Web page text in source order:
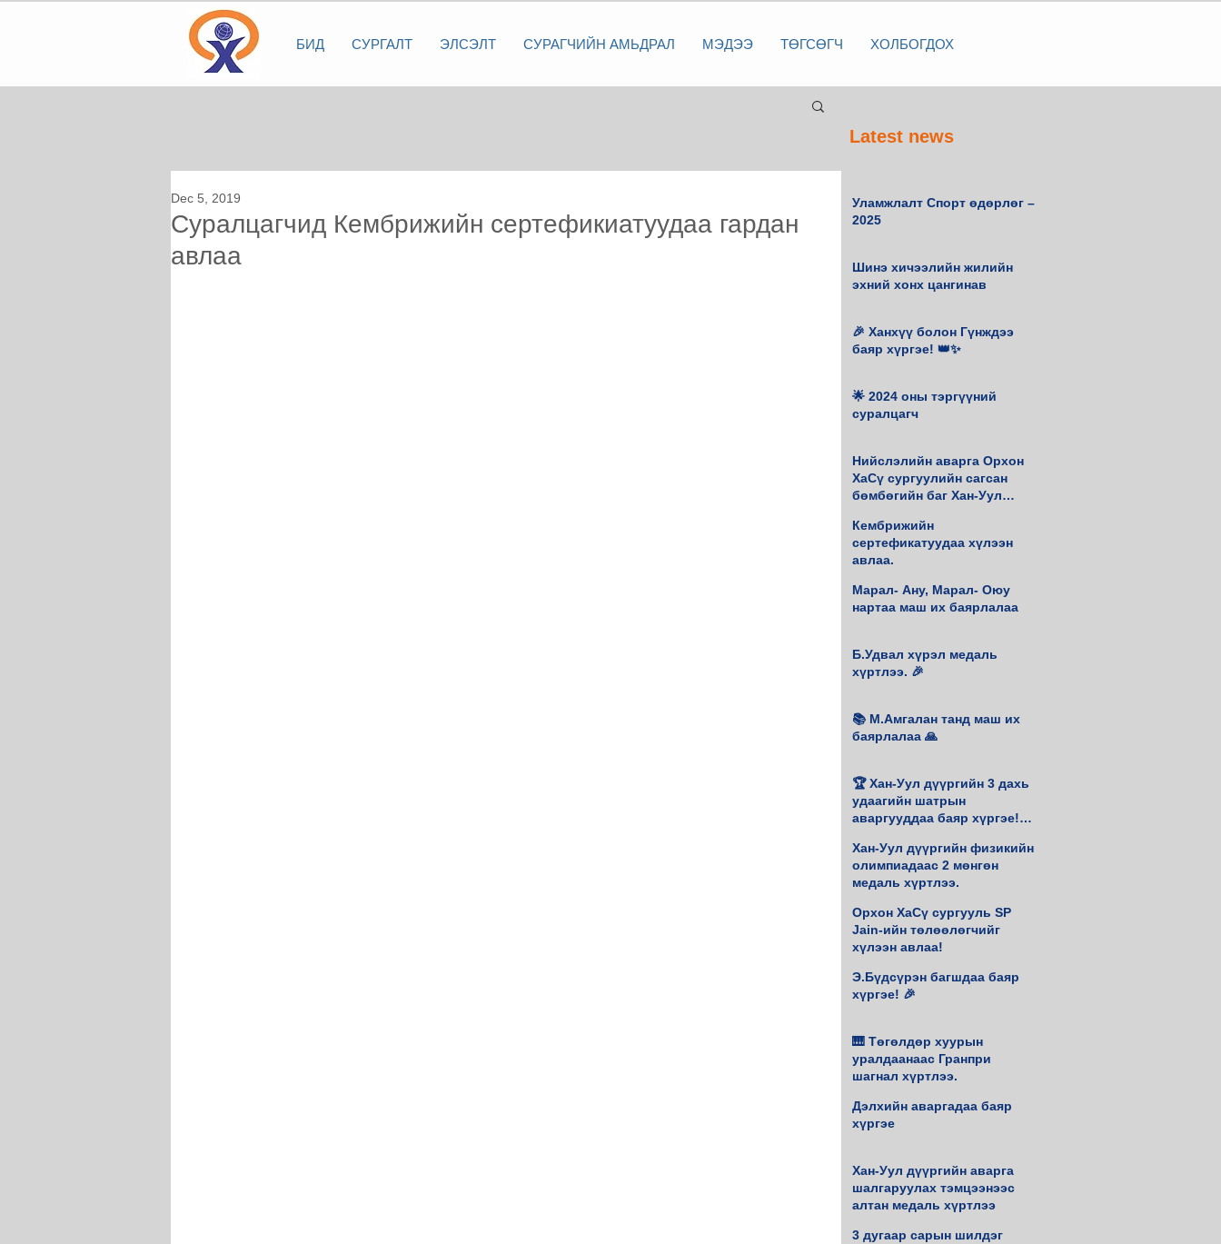
БИД СУРГАЛТ ЭЛСЭЛТ СУРАГЧИЙН АМЬДРАЛ МЭДЭЭ ТӨГСӨГЧ ХОЛБОГДОХ
Суралцагчид Кембрижийн сертефикиатуудаа гардан
авлаа
Dec 5, 2019
Latest news
Уламжлалт Спорт өдөрлөг –
2025
Шинэ хичээлийн жилийн
эхний хонх цангинав
🎉 Ханхүү болон Гүнждээ
баяр хүргэе! 👑✨
🌟 2024 оны тэргүүний
суралцагч
Нийслэлийн аварга Орхон
ХаСү сургуулийн сагсан
бөмбөгийн баг Хан-Уул
боллоо.
Кембрижийн
сертефикатуудаа хүлээн
авлаа.
Марал- Ану, Марал- Оюу
нартаа маш их баярлалаа
Б.Удвал хүрэл медаль
хүртлээ. 🎉
📚 М.Амгалан танд маш их
баярлалаа 🙏
🏆 Хан-Уул дүүргийн 3 дахь
удаагийн шатрын
аваргууддаа баяр хүргэе!♟️
Хан-Уул дүүргийн физикийн
олимпиадаас 2 мөнгөн
медаль хүртлээ.
Орхон ХаСү сургууль SP
Jain-ийн төлөөлөгчийг
хүлээн авлаа!
Э.Бүдсүрэн багшдаа баяр
хүргэе! 🎉
🎹 Төгөлдөр хуурын
уралдаанаас Гранпри
шагнал хүртлээ.
Дэлхийн аваргадаа баяр
хүргэе
Хан-Уул дүүргийн аварга
шалгаруулах тэмцээнээс
алтан медаль хүртлээ
3 дугаар сарын шилдэг